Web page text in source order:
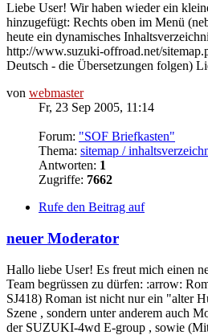
Liebe User! Wir haben wieder ein
hinzugefügt: Rechts oben im Menü
heute ein dynamisches
http://www.suzuki-offroad.net/
Deutsch - die Übersetzungen folgen)
von webmaster
Fr, 23 Sep 2005, 11:14
Forum: "SOF Briefkasten"
Thema: sitemap /
Antworten: 1
Zugriffe: 7662
Rufe den Beitrag auf
neuer Moderator
Hallo liebe User! Es freut mich einen
Team begrüssen zu dürfen: :arrow:
SJ418) Roman ist nicht nur ein "alter
Szene , sondern unter anderem auch
der SUZUKI-4wd E-group , sowie